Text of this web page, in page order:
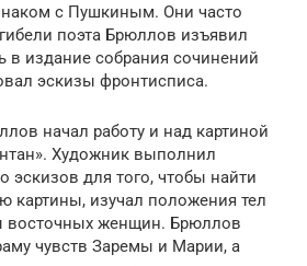
с Пушкиным. Они часто
поэта Брюллов изъявил
в издание собрания сочинений
эскизы фронтисписа.
начал работу и над картиной
Художник выполнил
эскизов для того, чтобы найти
картины, изучал положения тел
восточных женщин. Брюллов
чувств Заремы и Марии, а